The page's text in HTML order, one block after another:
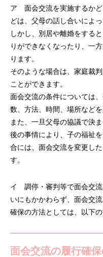
ア 面会交流を実施するかど
どは、父母の話し合いによ
しかし、別居や離婚をする
りができなくなったり、一
ります。
そのような場合は、家庭裁
ことができます。
面会交流の条件については
数、方法、時間、場所などを
また、一旦父母の協議で決
後の事情により、子の福祉
合には、面会交流を変更し
す。
イ 調停・審判等で面会交流
いにもかかわらず、面会交
確保の方法としては、以下の
面会交流の履行確